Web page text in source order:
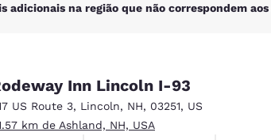
India
English
adicionais na região que não correspondem
Inn Lincoln I-93
US Route 3, Lincoln, NH, 03251, US
km de Ashland, NH, USA